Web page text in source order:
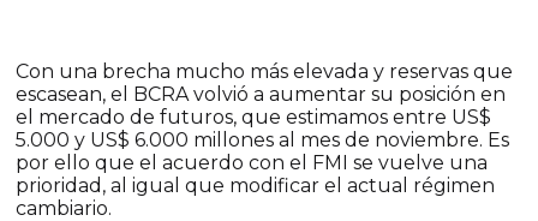
Con una brecha mucho más elevada y reservas que
escasean, el BCRA volvió a aumentar su posición en
el mercado de futuros, que estimamos entre US$
5.000 y US$ 6.000 millones al mes de noviembre. Es
por ello que el acuerdo con el FMI se vuelve una
prioridad, al igual que modificar el actual régimen
cambiario.